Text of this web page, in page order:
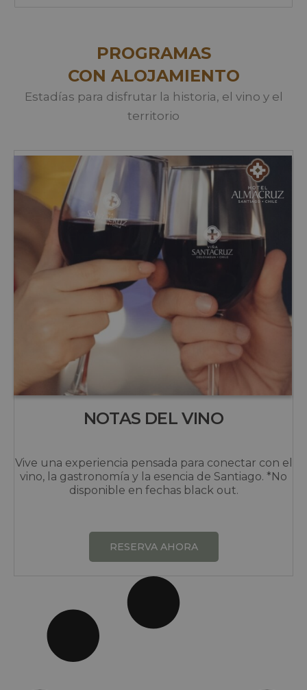
PROGRAMAS
CON ALOJAMIENTO
Estadías para disfrutar la historia, el vino y el
territorio
NOTAS DEL VINO
Vive una experiencia pensada para conectar con el
vino, la gastronomía y la esencia de Santiago. *No
disponible en fechas black out.
RESERVA AHORA